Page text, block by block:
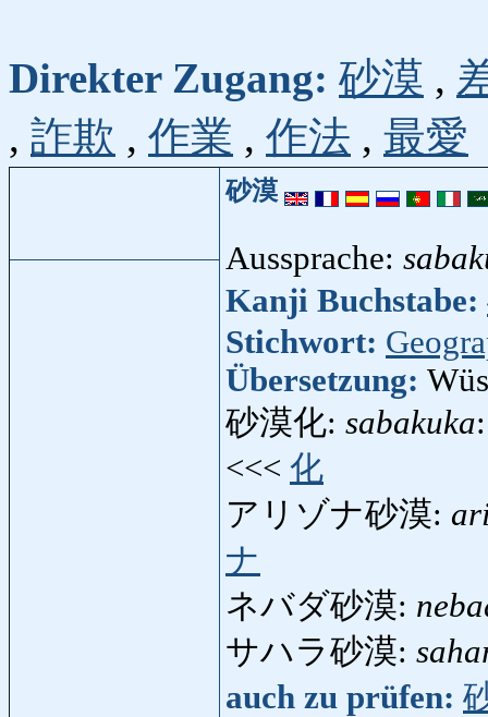
Direkter Zugang: 砂漠 ,
, 詐欺 , 作業 , 作法 , 最愛
砂漠
Aussprache:
Kanji Buchstabe:
Stichwort:
Übersetzung:
砂漠化: sabakuka
<<< 化
アリゾナ砂漠:
ナ
ネバダ砂漠:
サハラ砂漠:
auch zu prüfen: